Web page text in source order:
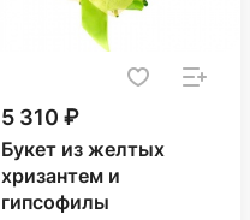
5 310 ₽
Букет из желтых
хризантем и
гипсофилы